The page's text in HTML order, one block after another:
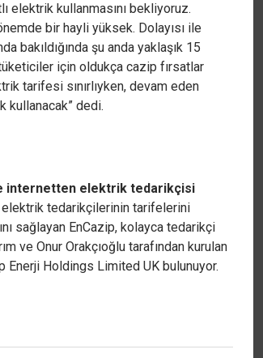
kullanmasını bekliyoruz.
bir hayli yüksek. Dolayısı ile
bakıldığında şu anda yaklaşık 15
için oldukça cazip fırsatlar
tarifesi sınırlıyken, devam eden
kullanacak” dedi.
internetten elektrik tedarikçisi
tedarikçilerinin tarifelerini
sağlayan EnCazip, kolayca tedarikçi
ve Onur Orakçıoğlu tarafından kurulan
Enerji Holdings Limited UK bulunuyor.